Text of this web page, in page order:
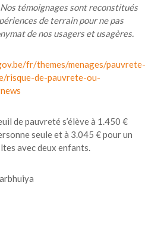
Nos témoignages sont reconstitués
de terrain pour ne pas
de nos usagers et usagères.
fr/themes/menages/pauvrete-
risque-de-pauvrete-ou-
de pauvreté s’élève à 1.450 €
seule et à 3.045 € pour un
avec deux enfants.